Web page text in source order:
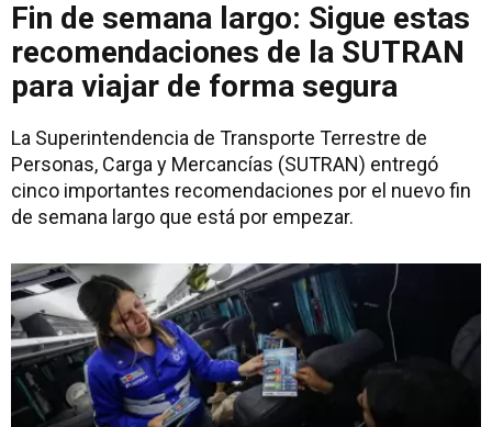
Fin de semana largo: Sigue estas
recomendaciones de la SUTRAN
para viajar de forma segura
La Superintendencia de Transporte Terrestre de
Personas, Carga y Mercancías (SUTRAN) entregó
cinco importantes recomendaciones por el nuevo fin
de semana largo que está por empezar.